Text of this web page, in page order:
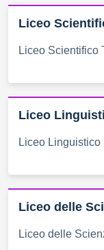
Liceo
Liceo Scientifico
Liceo
Liceo Linguistico
Liceo delle
Liceo delle